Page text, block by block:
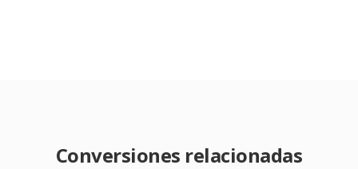
Conversiones relacionadas